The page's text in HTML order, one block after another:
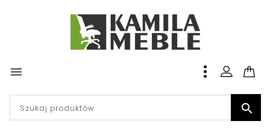

